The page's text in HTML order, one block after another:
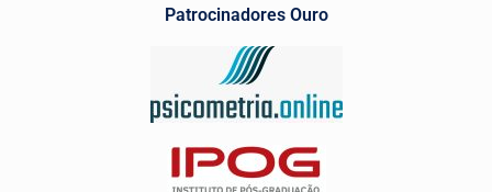
Patrocinadores Ouro